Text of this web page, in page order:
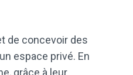
de concevoir des
espace privé. En